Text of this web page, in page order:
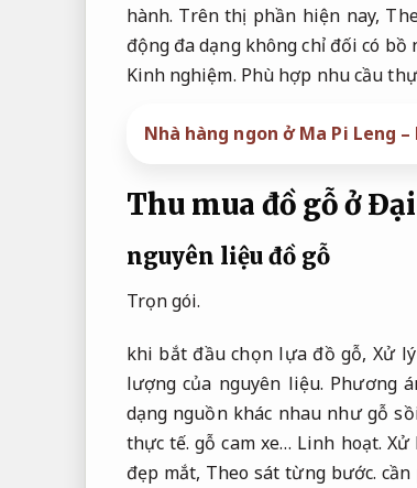
hành. Trên thị phần hiện nay,
động đa dạng không chỉ đối có bồ
Kinh nghiệm. Phù hợp nhu cầu
Nhà hàng ngon ở Ma Pi Leng
Thu mua đồ gỗ ở
nguyên liệu đồ gỗ
Trọn gói.
khi bắt đầu chọn lựa đồ gỗ,Xử
lượng của nguyên liệu. Phương
dạng nguồn khác nhau như gỗ
thực tế. gỗ cam xe… Linh hoạt. Xử
đẹp mắt, Theo sát từng bước.